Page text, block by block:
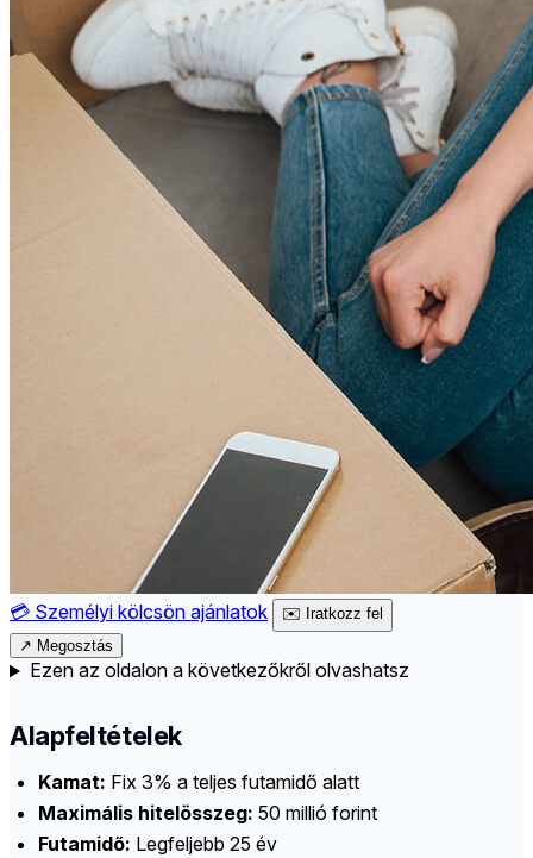
💳 Személyi kölcsön ajánlatok ✉️ Iratkozz fel
↗ Megosztás
Ezen az oldalon a következőkről olvashatsz
Alapfeltételek
Kamat: Fix 3% a teljes futamidő alatt
Maximális hitelösszeg: 50 millió forint
Futamidő: Legfeljebb 25 év